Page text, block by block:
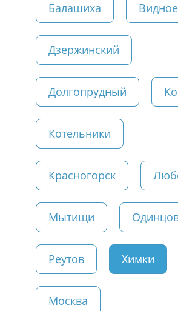
Балашиха Видное
Дзержинский
Долгопрудный
Котельники
Красногорск
Мытищи
Реутов Химки
Москва